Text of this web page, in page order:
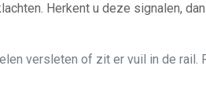
Herkent u deze signalen,
versleten of zit er vuil in de rail.